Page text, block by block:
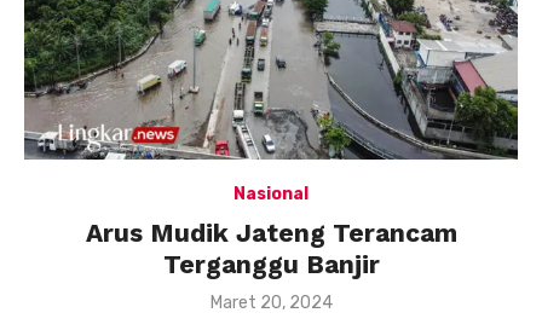
Nasional
Arus Mudik Jateng Terancam
Terganggu Banjir
Posted
Maret 20, 2024